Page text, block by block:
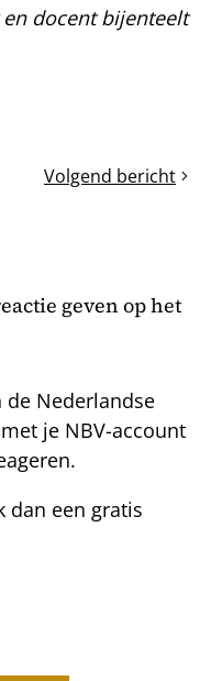
docent bijenteelt
Volgend bericht
Zomerse
geven op het
de Nederlandse
je NBV-account
dan een gratis